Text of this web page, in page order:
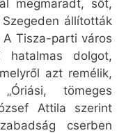
megmaradt, sőt,
állították
Tisza-parti város
hatalmas dolgot,
azt remélik,
tömeges
Attila szerint
cserben